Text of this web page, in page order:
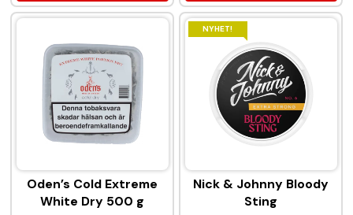
Oden’s Cold Extreme
White Dry 500 g
NYHET!
Nick & Johnny Bloody
Sting